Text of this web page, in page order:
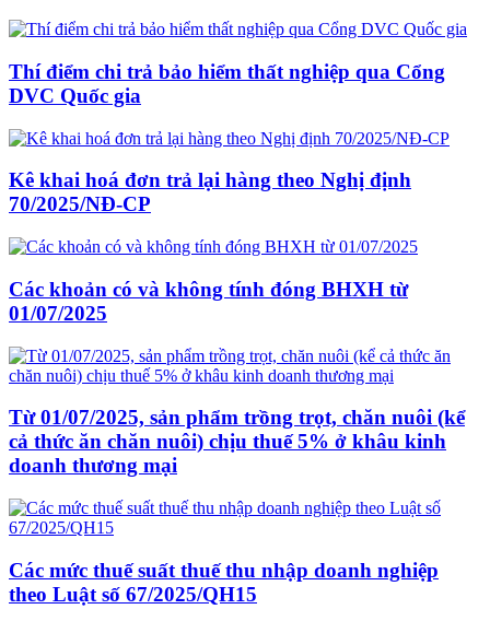
Thí điểm chi trả bảo hiểm thất nghiệp qua Cổng
DVC Quốc gia
Kê khai hoá đơn trả lại hàng theo Nghị định
70/2025/NĐ-CP
Các khoản có và không tính đóng BHXH từ
01/07/2025
Từ 01/07/2025, sản phẩm trồng trọt, chăn nuôi (kể
cả thức ăn chăn nuôi) chịu thuế 5% ở khâu kinh
doanh thương mại
Các mức thuế suất thuế thu nhập doanh nghiệp
theo Luật số 67/2025/QH15